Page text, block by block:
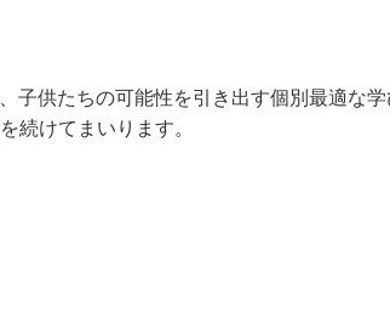
供たちの可能性を引き出す個別最適な学
続けてまいります。